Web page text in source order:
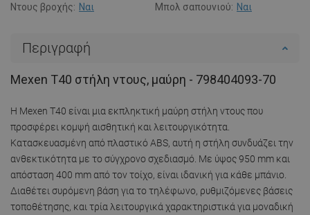
Ντους βροχής: Ναι Μπολ σαπουνιού: Ναι
Περιγραφή
Mexen T40 στήλη ντους, μαύρη - 798404093-70
Η Mexen T40 είναι μια εκπληκτική μαύρη στήλη ντους που
προσφέρει κομψή αισθητική και λειτουργικότητα.
Κατασκευασμένη από πλαστικό ABS, αυτή η στήλη συνδυάζει την
ανθεκτικότητα με το σύγχρονο σχεδιασμό. Με ύψος 950 mm και
απόσταση 400 mm από τον τοίχο, είναι ιδανική για κάθε μπάνιο.
Διαθέτει συρόμενη βάση για το τηλέφωνο, ρυθμιζόμενες βάσεις
τοποθέτησης, και τρία λειτουργικά χαρακτηριστικά για μοναδική